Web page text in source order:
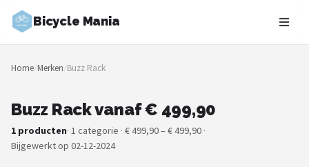
Bicycle Mania
Zoeken
NAVIGATIE
Merken
Home/Merken/Buzz Rack
Buzz Rack vanaf € 499,90
1 producten· 1 categorie · € 499,90 – € 499,90 ·
Bijgewerkt op 02-12-2024